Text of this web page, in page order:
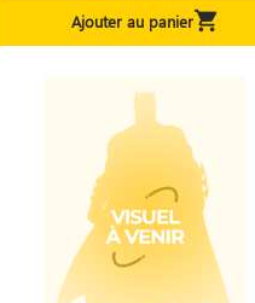
Ajouter au panier